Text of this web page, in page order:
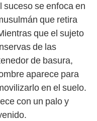
suceso se enfoca en
que retira
que el sujeto
de las
de basura,
aparece para
en el suelo.
con un palo y